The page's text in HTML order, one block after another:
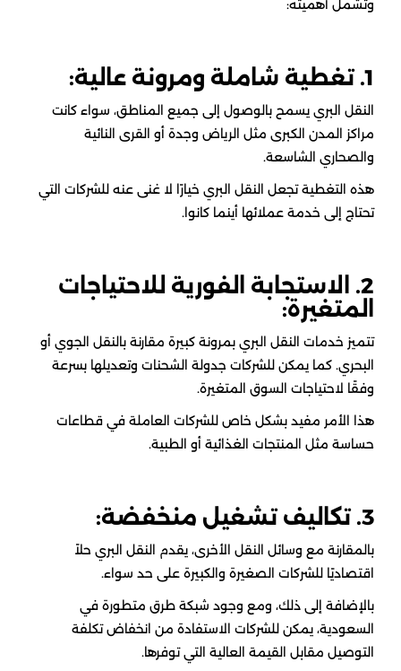
وتشمل أهميته:
1. تغطية شاملة ومرونة عالية:
النقل البري يسمح بالوصول إلى جميع المناطق، سواء كانت
مراكز المدن الكبرى مثل الرياض وجدة أو القرى النائية
والصحاري الشاسعة.
هذه التغطية تجعل النقل البري خيارًا لا غنى عنه للشركات التي
تحتاج إلى خدمة عملائها أينما كانوا.
2. الاستجابة الفورية للاحتياجات
المتغيرة:
تتميز خدمات النقل البري بمرونة كبيرة مقارنة بالنقل الجوي أو
البحري. كما يمكن للشركات جدولة الشحنات وتعديلها بسرعة
وفقًا لاحتياجات السوق المتغيرة.
هذا الأمر مفيد بشكل خاص للشركات العاملة في قطاعات
حساسة مثل المنتجات الغذائية أو الطبية.
3. تكاليف تشغيل منخفضة:
بالمقارنة مع وسائل النقل الأخرى، يقدم النقل البري حلاً
اقتصاديًا للشركات الصغيرة والكبيرة على حد سواء.
بالإضافة إلى ذلك، ومع وجود شبكة طرق متطورة في
السعودية، يمكن للشركات الاستفادة من انخفاض تكلفة
التوصيل مقابل القيمة العالية التي توفرها.